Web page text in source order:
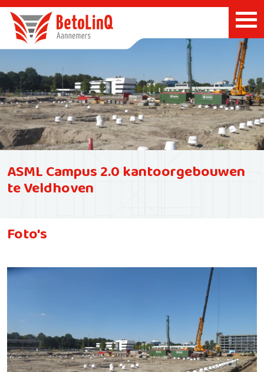
ASML Campus 2.0 kantoorgebouwen
te Veldhoven
Foto's